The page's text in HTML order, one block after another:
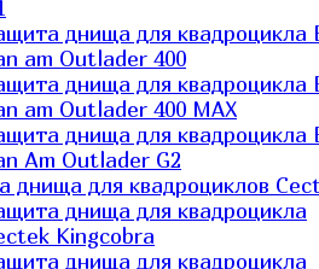
днища для квадроцикла
am Outlader 400
днища для квадроцикла
am Outlader 400 MAX
днища для квадроцикла
Аm Outlader G2
днища для квадроциклов
днища для квадроцикла
Kingcobra
днища для квадроцикла